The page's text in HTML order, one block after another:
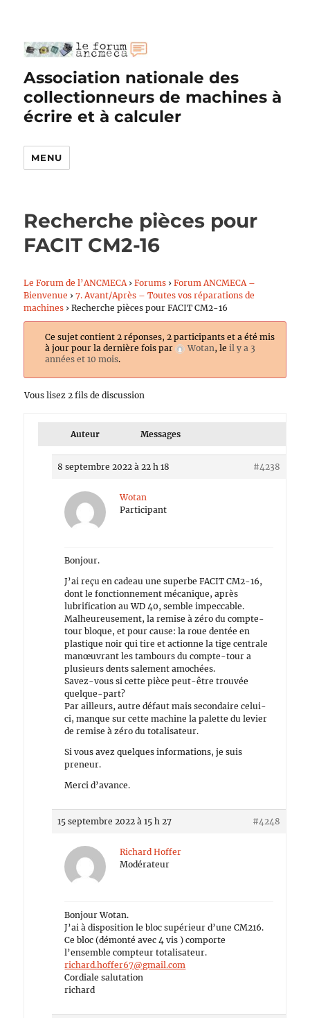
Association nationale des
collectionneurs de machines à
écrire et à calculer
MENU
Recherche pièces pour
FACIT CM2-16
Le Forum de l’ANCMECA › Forums › Forum ANCMECA –
Bienvenue › 7. Avant/Après – Toutes vos réparations de
machines › Recherche pièces pour FACIT CM2-16
Ce sujet contient 2 réponses, 2 participants et a été mis
à jour pour la dernière fois par
Wotan, le il y a 3
années et 10 mois.
Vous lisez 2 fils de discussion
Auteur Messages
8 septembre 2022 à 22 h 18 #4238
Wotan
Participant
Bonjour.
J’ai reçu en cadeau une superbe FACIT CM2-16,
dont le fonctionnement mécanique, après
lubrification au WD 40, semble impeccable.
Malheureusement, la remise à zéro du compte-
tour bloque, et pour cause: la roue dentée en
plastique noir qui tire et actionne la tige centrale
manœuvrant les tambours du compte-tour a
plusieurs dents salement amochées.
Savez-vous si cette pièce peut-être trouvée
quelque-part?
Par ailleurs, autre défaut mais secondaire celui-
ci, manque sur cette machine la palette du levier
de remise à zéro du totalisateur.
Si vous avez quelques informations, je suis
preneur.
Merci d’avance.
15 septembre 2022 à 15 h 27 #4248
Richard Hoffer
Modérateur
Bonjour Wotan.
J’ai à disposition le bloc supérieur d’une CM216.
Ce bloc (démonté avec 4 vis ) comporte
l’ensemble compteur totalisateur.
richard.hoffer67@gmail.com
Cordiale salutation
richard